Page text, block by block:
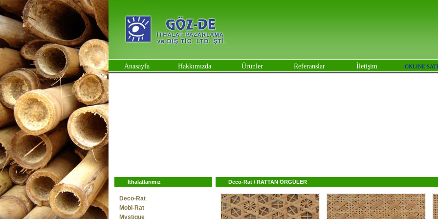
Anasayfa Hakkımızda Ürünler Referanslar İletişim ONLINE
İthalatlarımız
Deco-Rat
Mobi-Rat
Mystique
Deco-Rat / RATTAN ÖRGÜLER